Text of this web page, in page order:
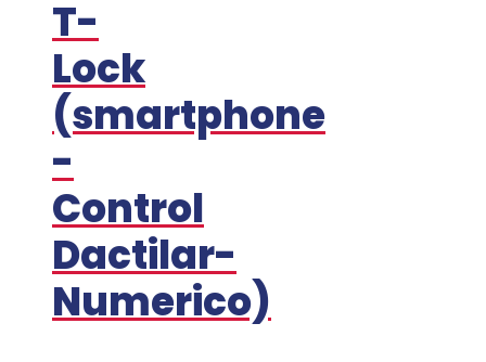
T-
Lock
(smartphone
-
Control
Dactilar-
Numerico)